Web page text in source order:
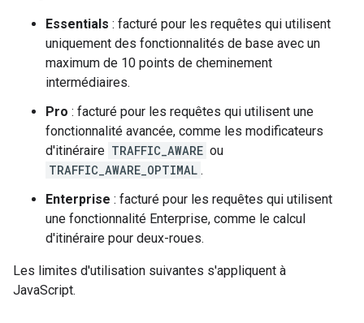
Essentials : facturé pour les requêtes qui utilisent
uniquement des fonctionnalités de base avec un
maximum de 10 points de cheminement
intermédiaires.
Pro : facturé pour les requêtes qui utilisent une
fonctionnalité avancée, comme les modificateurs
d'itinéraire TRAFFIC_AWARE ou
TRAFFIC_AWARE_OPTIMAL .
Enterprise : facturé pour les requêtes qui utilisent
une fonctionnalité Enterprise, comme le calcul
d'itinéraire pour deux-roues.
Les limites d'utilisation suivantes s'appliquent à
JavaScript.